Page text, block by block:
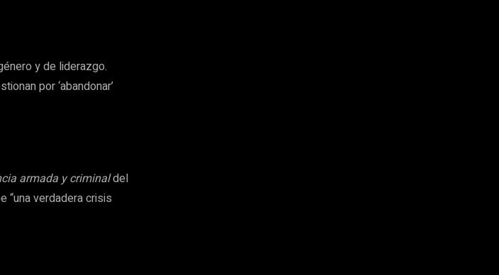
y de liderazgo.
por ‘abandonar’
armada y criminaldel
“una verdadera crisis